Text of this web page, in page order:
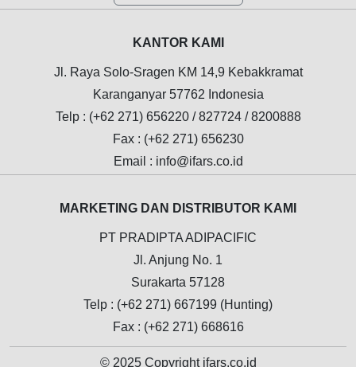
KANTOR KAMI
Jl. Raya Solo-Sragen KM 14,9 Kebakkramat
Karanganyar 57762 Indonesia
Telp : (+62 271) 656220 / 827724 / 8200888
Fax : (+62 271) 656230
Email : info@ifars.co.id
MARKETING DAN DISTRIBUTOR KAMI
PT PRADIPTA ADIPACIFIC
Jl. Anjung No. 1
Surakarta 57128
Telp : (+62 271) 667199 (Hunting)
Fax : (+62 271) 668616
© 2025 Copyright ifars.co.id